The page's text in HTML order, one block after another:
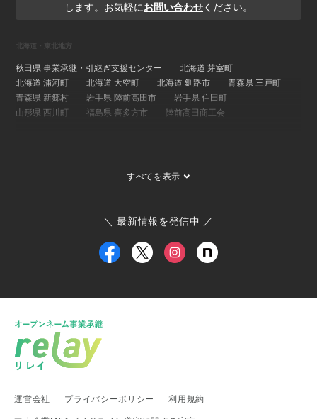
します。お気軽にお問い合わせください。
すべてを表示
北海道・東北地方
秋田県 事業承継・引継ぎ支援センター
北海道 芽室町
北海道 浦河町
北海道 大空町 北海道 釧路市
青森県 三戸町
青森県 新郷村
岩手県 陸前高田市
岩手県 住田町
山形県 西川町
福島県 喜多方市 陸前高田商工会
茨城県 稲敷市 群馬県 桐生市
小田原箱根商工会議所
福井県 事業承継・引継ぎ支援センター
富山県
新潟県 南魚沼市
新潟県 糸魚川市
新潟県 出雲崎町
新潟県 関川村
愛知県 事業承継・引継ぎ支援センター
岐阜県 高山市
＼ 最新情報を発信中 ／
運営会社 プライバシーポリシー 利用規約